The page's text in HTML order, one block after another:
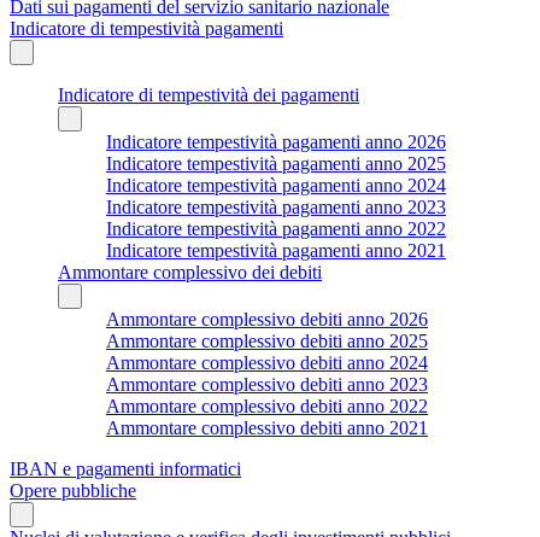
Dati sui pagamenti del servizio sanitario nazionale
Indicatore di tempestività pagamenti
Indicatore di tempestività dei pagamenti
Indicatore tempestività pagamenti anno 2026
Indicatore tempestività pagamenti anno 2025
Indicatore tempestività pagamenti anno 2024
Indicatore tempestività pagamenti anno 2023
Indicatore tempestività pagamenti anno 2022
Indicatore tempestività pagamenti anno 2021
Ammontare complessivo dei debiti
Ammontare complessivo debiti anno 2026
Ammontare complessivo debiti anno 2025
Ammontare complessivo debiti anno 2024
Ammontare complessivo debiti anno 2023
Ammontare complessivo debiti anno 2022
Ammontare complessivo debiti anno 2021
IBAN e pagamenti informatici
Opere pubbliche